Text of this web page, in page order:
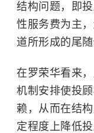
结构问题，即
性服务费为主
道所形成的尾随
在罗荣华看来
机制安排使投
赖，从而在结
定程度上降低